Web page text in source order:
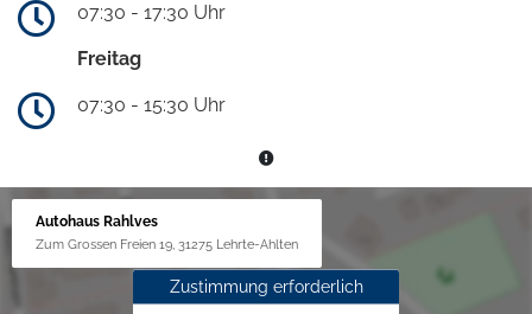
07:30 - 17:30 Uhr
Freitag
07:30 - 15:30 Uhr
Autohaus Rahlves
Zum Grossen Freien 19, 31275 Lehrte-Ahlten
Zustimmung erforderlich